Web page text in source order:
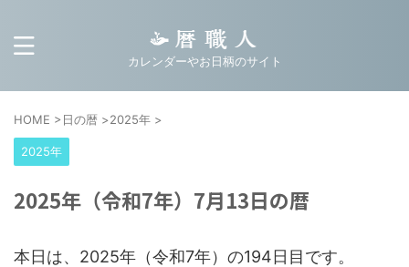
カレンダーやお日柄のサイト
HOME >日の暦 >2025年 >
2025年
2025年（令和7年）7月13日の暦
本日は、2025年（令和7年）の194日目です。